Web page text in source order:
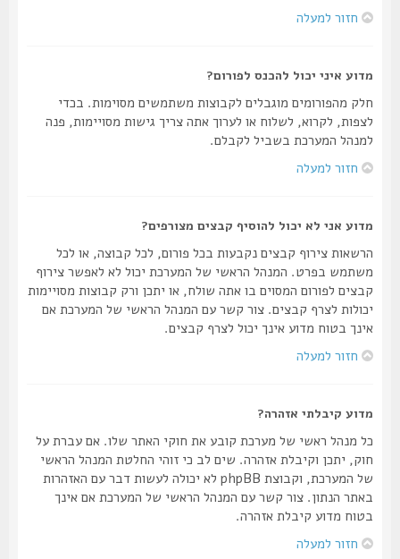
חזור למעלה
מדוע איני יכול להכנס לפורום?
חלק מהפורומים מוגבלים לקבוצות משתמשים מסוימות. בכדי
לצפות, לקרוא, לשלוח או לערוך אתה צריך גישות מסויימות, פנה
למנהל המערכת בשביל לקבלם.
חזור למעלה
מדוע אני לא יכול להוסיף קבצים מצורפים?
הרשאות צירוף קבצים נקבעות בכל פורום, לכל קבוצה, או לכל
משתמש בפרט. המנהל הראשי של המערכת יכול לא לאפשר צירוף
קבצים לפורום המסוים בו אתה שולח, או יתכן ורק קבוצות מסויימות
יכולות לצרף קבצים. צור קשר עם המנהל הראשי של המערכת אם
אינך בטוח מדוע אינך יכול לצרף קבצים.
חזור למעלה
מדוע קיבלתי אזהרה?
כל מנהל ראשי של מערכת קובע את חוקי האתר שלו. אם עברת על
חוק, יתכן וקיבלת אזהרה. שים לב כי זוהי החלטת המנהל הראשי
של המערכת, וקבוצת phpBB לא יכולה לעשות דבר עם האזהרות
באתר הנתון. צור קשר עם המנהל הראשי של המערכת אם אינך
בטוח מדוע קיבלת אזהרה.
חזור למעלה